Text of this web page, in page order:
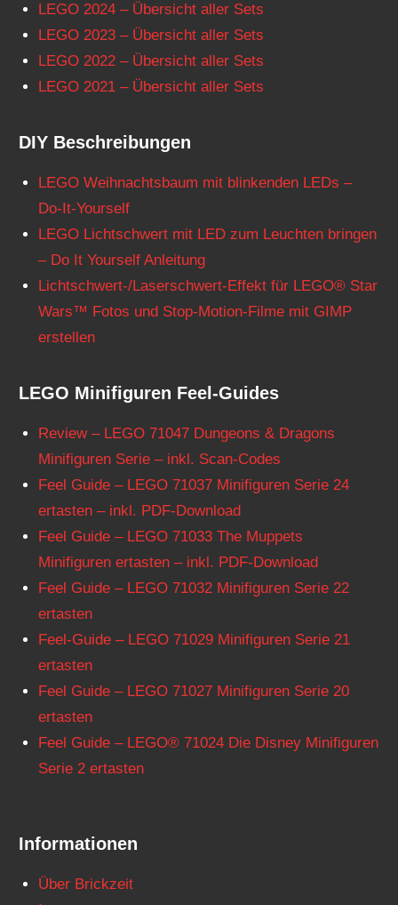
LEGO 2024 – Übersicht aller Sets
LEGO 2023 – Übersicht aller Sets
LEGO 2022 – Übersicht aller Sets
LEGO 2021 – Übersicht aller Sets
DIY Beschreibungen
LEGO Weihnachtsbaum mit blinkenden LEDs –
Do-It-Yourself
LEGO Lichtschwert mit LED zum Leuchten bringen
– Do It Yourself Anleitung
Lichtschwert-/Laserschwert-Effekt für LEGO® Star
Wars™ Fotos und Stop-Motion-Filme mit GIMP
erstellen
LEGO Minifiguren Feel-Guides
Review – LEGO 71047 Dungeons & Dragons
Minifiguren Serie – inkl. Scan-Codes
Feel Guide – LEGO 71037 Minifiguren Serie 24
ertasten – inkl. PDF-Download
Feel Guide – LEGO 71033 The Muppets
Minifiguren ertasten – inkl. PDF-Download
Feel Guide – LEGO 71032 Minifiguren Serie 22
ertasten
Feel-Guide – LEGO 71029 Minifiguren Serie 21
ertasten
Feel Guide – LEGO 71027 Minifiguren Serie 20
ertasten
Feel Guide – LEGO® 71024 Die Disney Minifiguren
Serie 2 ertasten
Informationen
Über Brickzeit